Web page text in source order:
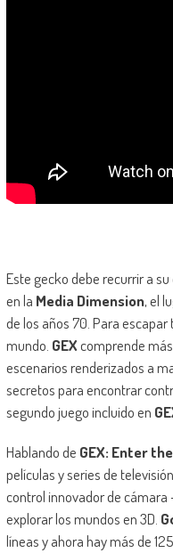
Este gecko debe recurrir a
en la Media Dimension, el
de los años 70. Para
mundo. GEXcomprende
escenarios renderizados a
secretos para encontrar
segundo juego incluido en
Hablando de GEX: Enter
películas y series de
control innovador de
explorar los mundos en 3D.
líneas y ahora hay más de